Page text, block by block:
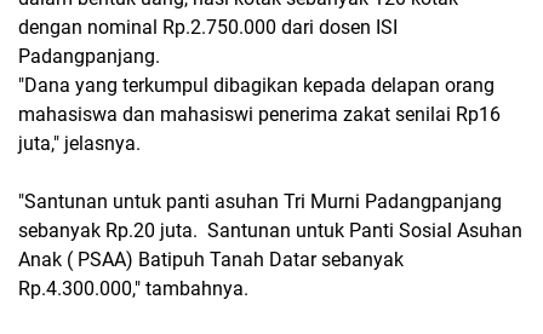
dengan nominal Rp.2.750.000 dari dosen ISI
Padangpanjang.
"Dana yang terkumpul dibagikan kepada delapan orang
mahasiswa dan mahasiswi penerima zakat senilai Rp16
juta," jelasnya.
"Santunan untuk panti asuhan Tri Murni Padangpanjang
sebanyak Rp.20 juta. Santunan untuk Panti Sosial Asuhan
Anak ( PSAA) Batipuh Tanah Datar sebanyak
Rp.4.300.000," tambahnya.